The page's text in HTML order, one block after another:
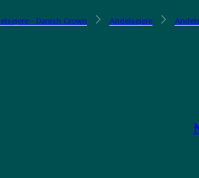
- Danish Crown Andelsejere